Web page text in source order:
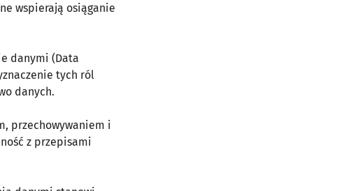
wspierają osiąganie
danymi (Data
tych ról
danych.
przechowywaniem i
z przepisami